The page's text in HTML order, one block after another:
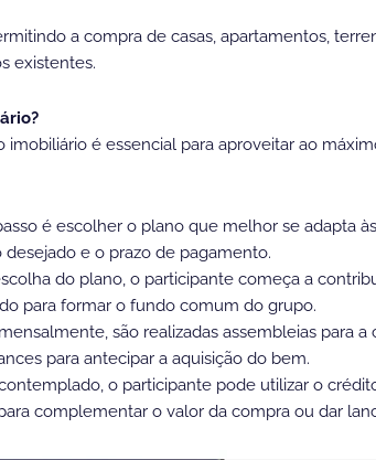
a compra de casas, apartamentos,
existentes.
é essencial para aproveitar ao
é escolher o plano que melhor se adapta
e o prazo de pagamento.
do plano, o participante começa a
para formar o fundo comum do grupo.
são realizadas assembleias para
para antecipar a aquisição do bem.
o participante pode utilizar o
complementar o valor da compra ou dar